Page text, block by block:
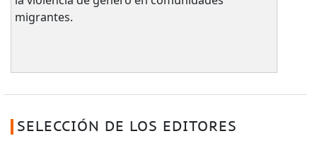
migrantes.
SELECCIÓN DE LOS EDITORES